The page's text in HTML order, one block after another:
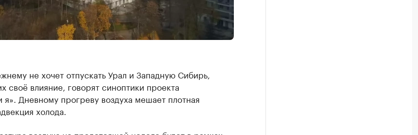
не хочет отпускать Урал и Западную Сибирь,
своё влияние, говорят синоптики проекта
я». Дневному прогреву воздуха мешает плотная
холода.